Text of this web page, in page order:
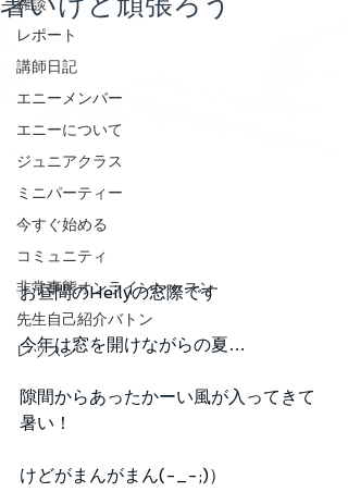
レポート
講師日記
エニーメンバー
エニーについて
ジュニアクラス
ミニパーティー
今すぐ始める
コミュニティ
非常事態オンラインレッスン
先生自己紹介バトン
レッスン
お昼間のHeilyの窓際です
今年は窓を開けながらの夏…
隙間からあったかーい風が入ってきて
暑い！
けどがまんがまん(-_-;)）